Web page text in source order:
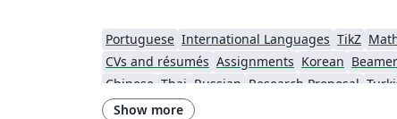
Portuguese International Languages TikZ
CVs and résumés Assignments Korean Beamer
Chinese Thai Russian Research Proposal
Show more